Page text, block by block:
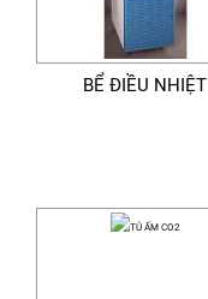
BỂ ĐIỀU NHIỆT